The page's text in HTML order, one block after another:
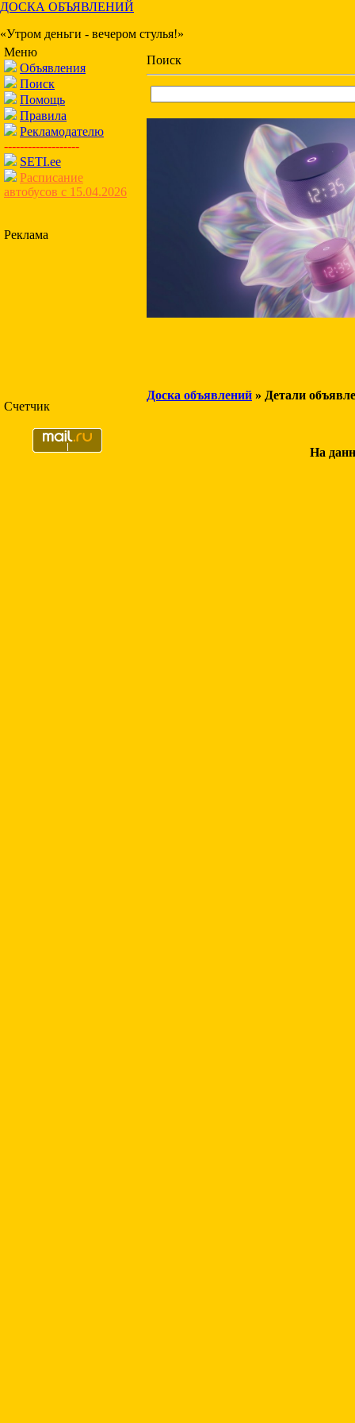
ДОСКА ОБЪЯВЛЕНИЙ
«Утром деньги - вечером стулья!»
Меню
Объявления
Поиск
Помощь
Правила
Рекламодателю
-------------------
SETI.ee
Расписание
автобусов с 15.04.2026
Реклама
Счетчик
Поиск
Доска объявлений » Детали
На